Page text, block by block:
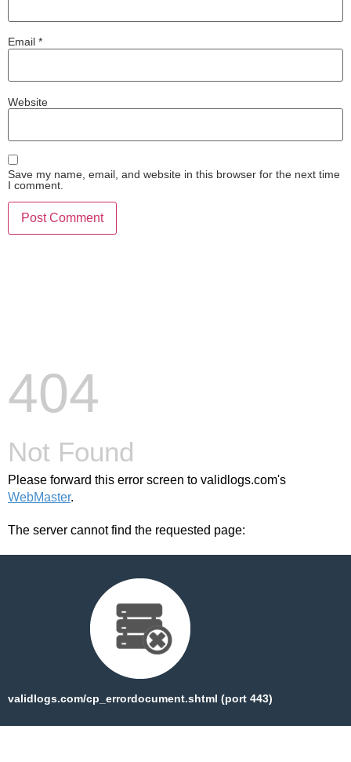
Email *
Website
Save my name, email, and website in this browser for the next time
I comment.
404
Not Found
Please forward this error screen to validlogs.com's
WebMaster.
The server cannot find the requested page:
validlogs.com/cp_errordocument.shtml (port 443)